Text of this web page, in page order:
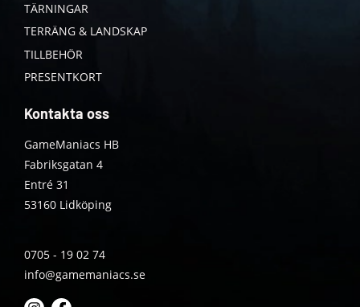
TÄRNINGAR
TERRÄNG & LANDSKAP
TILLBEHÖR
PRESENTKORT
Kontakta oss
GameManiacs HB
Fabriksgatan 4
Entré 31
53160 Lidköping
0705 - 19 02 74
info@gamemaniacs.se